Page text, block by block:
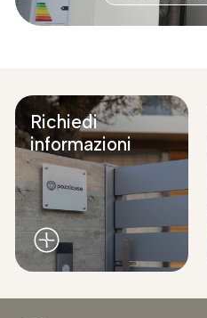
Richiedi
informazioni